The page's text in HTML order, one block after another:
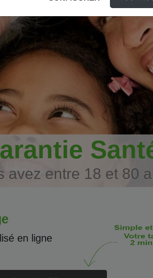
avez entre 18 et 80
en ligne